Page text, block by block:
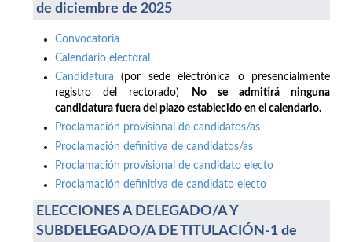
de diciembre de 2025
Convocatoria
Calendario electoral
Candidatura (por sede electrónica o presencialmente
registro del rectorado)
No se admitirá ninguna
candidatura fuera del plazo establecido en el calendario.
Proclamación provisional de candidatos/as
Proclamación definitiva de candidatos/as
Proclamación provisional de candidato electo
Proclamación definitiva de candidato electo
ELECCIONES A DELEGADO/A Y
SUBDELEGADO/A DE TITULACIÓN-1 de